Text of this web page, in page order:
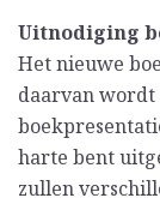
Uitnodiging
Het nieuwe
daarvan wordt
harte bent
zullen